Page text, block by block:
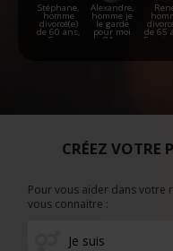
Stéphane,
homme
divorcé(e)
de 60 ans,
Sens
Alexandre,
homme je
le garde
pour moi
de 81 ans,
de 65
CRÉEZ VOTRE
Pour vous aider dans votre
vous connaitre :